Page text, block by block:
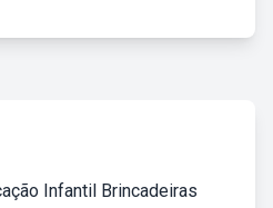
Infantil Brincadeiras